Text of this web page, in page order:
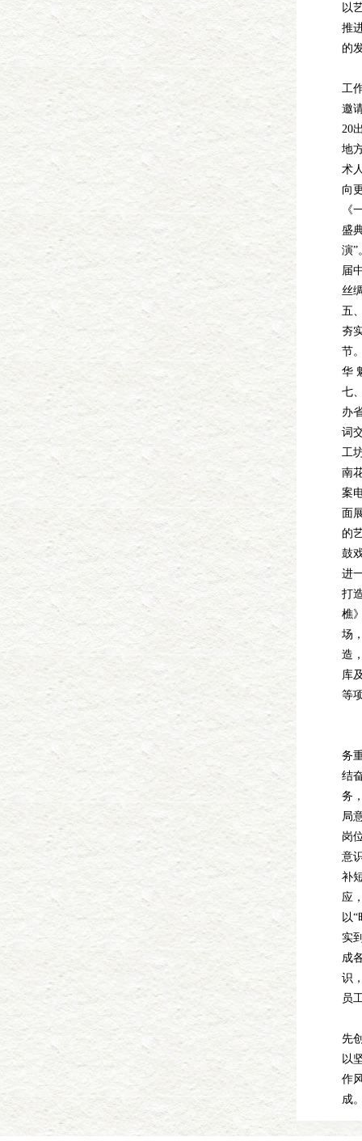
以
推
的
工
邀
20
地
术
向
《
盛
演”
届
丝
五
夯
节
华
七
办
词
工
南
案
面
的
鼓
进
打
樵
场
造
库
等
务
结
务
局
岗
意
补
应
以
实
成
识
员
先
以
作
成